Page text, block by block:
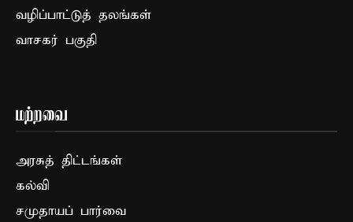
வழிப்பாட்டுத் தலங்கள்
வாசகர் பகுதி
மற்றவை
அரசுத் திட்டங்கள்
கல்வி
சமுதாயப் பார்வை